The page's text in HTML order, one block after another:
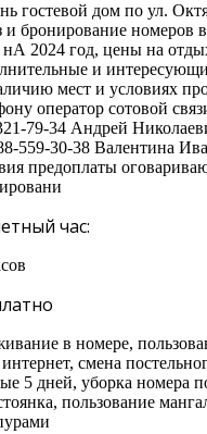
гостевой дом по ул.
и бронирование номеров
нА 2024 год, цены на
и
мест и условиях
оператор сотовой
79-34 Андрей
559-30-38 Валентина
предоплаты
час:
в номере,
смена
5 дней, уборка номера
пользование